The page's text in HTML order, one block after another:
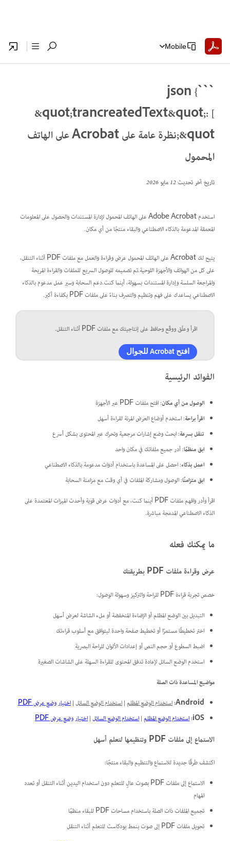
Mobile
```json {
&quot;trancreatedText&quot;: [
&quot;نظرة عامة على Acrobat على الهاتف
المحمول
تاريخ آخر تحديث12 مايو 2026
استخدم Adobe Acrobat على الهاتف المحمول لإدارة المستندات والحصول على المعلومات
المعمقة المدعومة بالذكاء الاصطناعي والبقاء منتجًا من أي مكان.
يتيح لك Acrobat على الهاتف المحمول عرض وقراءة والعمل مع ملفات PDF أثناء التنقل،
على كل من الهواتف والأجهزة اللوحية.تم تصميمه للوصول السريع للملفات والقراءة المريحة
والمراجعة السلسة وإدارة المستندات بسهولة، أينما كنت.دعم السحابة وسير عمل مدعوم بالذكاء
الاصطناعي يساعدك على فهم وتنظيم والتصرف بناءً على ملفات PDF بكفاءة أكبر.
اقرأ وعلّق ووقّع وحافظ على إنتاجيتك مع ملفات PDF أثناء التنقل.
افتح Acrobat للجوال
الفوائد الرئيسية
الوصول من أي مكان: افتح ملفات PDF عبر الأجهزة
اقرأ براحة: استخدم أوضاع العرض المرنة لقراءة أسهل
تنقل بسرعة: ابحث وضع إشارات مرجعية وتحرك عبر المحتوى بشكل أسرع
ابق منظمًا: أدر جميع ملفاتك في مكان واحد
اعمل بذكاء: احصل على المساعدة باستخدام أدوات مدعومة بالذكاء الاصطناعي
ابق متزامنًا: الوصول ومشاركة الملفات في أي وقت مع مزامنة السحابة
اقرأ وأدر وافهم ملفات PDF أينما كنت، مع أدوات عرض قوية وأحدث الميزات المعتمدة على
الذكاء الاصطناعي المدمجة مباشرة.
ما يمكنك فعله
عرض وقراءة ملفات PDF بطريقتك
خصص تجربة قراءة PDF للراحة والتركيز وسهولة الوصول:
التبديل بين الوضع المظلم أو الإضاءة المنخفضة أو ملء الشاشة لعرض أسهل
اختر تخطيطًا مستمرًا أو تخطيط صفحة واحدة ليتوافق مع أسلوب قراءتك
اضبط السطوع أو حجم النص أو إعدادات الألوان للراحة البصرية
استخدم الوضع السائل لإعادة تدفق المحتوى للقراءة السهلة على الشاشات الصغيرة
مواضيع المساعدة ذات الصلة
Android: استخدام الوضع المظلم|استخدام الوضع السائل|اختيار وضع عرض PDF
iOS: استخدام الوضع المظلم|استخدام الوضع السائل|اختيار وضع عرض PDF
الاستماع إلى ملفات PDF وتنظيمها لتعلم أسهل
اكتشف طرقًا جديدة للاستماع والتنظيم والبقاء منتجًا:
الاستماع إلى ملفات PDF بصوت عالٍ للتعلم دون استخدام اليدين أثناء التنقل أو تعدد
المهام
تجميع الملفات ذات الصلة باستخدام مساحات PDF للبقاء منظمًا
تحويل ملفات PDF إلى صوت بنمط بودكاست للتعلم أثناء التنقل